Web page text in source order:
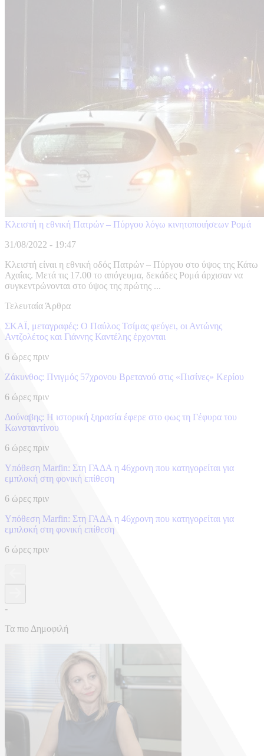
Κλειστή η εθνική Πατρών – Πύργου λόγω κινητοποιήσεων Ρομά
31/08/2022 - 19:47
Κλειστή είναι η εθνική οδός Πατρών – Πύργου στο ύψος της Κάτω
Αχαΐας. Μετά τις 17.00 το απόγευμα, δεκάδες Ρομά άρχισαν να
συγκεντρώνονται στο ύψος της πρώτης ...
Τελευταία Άρθρα
ΣΚΑΪ, μεταγραφές: Ο Παύλος Τσίμας φεύγει, οι Αντώνης
Αντζολέτος και Γιάννης Καντέλης έρχονται
6 ώρες πριν
Ζάκυνθος: Πνιγμός 57χρονου Βρετανού στις «Πισίνες» Κερίου
6 ώρες πριν
Δούναβης: Η ιστορική ξηρασία έφερε στο φως τη Γέφυρα του
Κωνσταντίνου
6 ώρες πριν
Υπόθεση Marfin: Στη ΓΑΔΑ η 46χρονη που κατηγορείται για
εμπλοκή στη φονική επίθεση
6 ώρες πριν
Υπόθεση Marfin: Στη ΓΑΔΑ η 46χρονη που κατηγορείται για
εμπλοκή στη φονική επίθεση
6 ώρες πριν
-
Τα πιο Δημοφιλή